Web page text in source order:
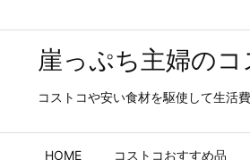
崖っぷち主婦の
コストコや安い食材を駆使して生活
HOME コストコおすすめ品